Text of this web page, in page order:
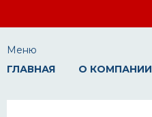
Меню
ГЛАВНАЯ
О КОМПАНИИ